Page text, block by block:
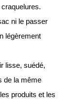
ni le passer
légèrement
lisse, suédé,
de la même
produits et les